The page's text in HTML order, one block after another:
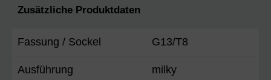
Zusätzliche Produktdaten
Fassung / Sockel G13/T8
Ausführung milky